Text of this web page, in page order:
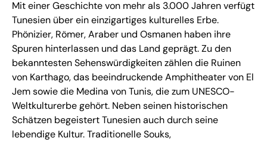
Mit einer Geschichte von mehr als 3.000 Jahren verfügt
Tunesien über ein einzigartiges kulturelles Erbe.
Phönizier, Römer, Araber und Osmanen haben ihre
Spuren hinterlassen und das Land geprägt. Zu den
bekanntesten Sehenswürdigkeiten zählen die Ruinen
von Karthago, das beeindruckende Amphitheater von El
Jem sowie die Medina von Tunis, die zum UNESCO-
Weltkulturerbe gehört. Neben seinen historischen
Schätzen begeistert Tunesien auch durch seine
lebendige Kultur. Traditionelle Souks,